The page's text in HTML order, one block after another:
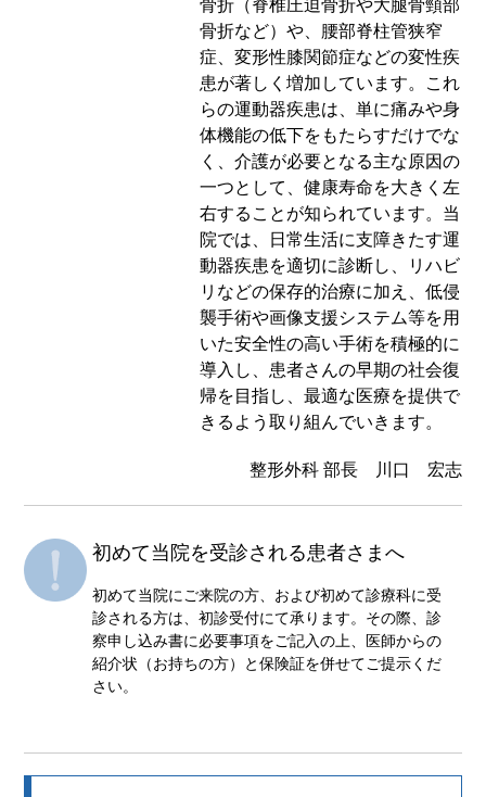
骨折（脊椎圧迫骨折や大腿骨頸部
骨折など）や、腰部脊柱管狭窄
症、変形性膝関節症などの変性疾
患が著しく増加しています。これ
らの運動器疾患は、単に痛みや身
体機能の低下をもたらすだけでな
く、介護が必要となる主な原因の
一つとして、健康寿命を大きく左
右することが知られています。当
院では、日常生活に支障きたす運
動器疾患を適切に診断し、リハビ
リなどの保存的治療に加え、低侵
襲手術や画像支援システム等を用
いた安全性の高い手術を積極的に
導入し、患者さんの早期の社会復
帰を目指し、最適な医療を提供で
きるよう取り組んでいきます。
整形外科 部長 川口 宏志
初めて当院を受診される患者さまへ
初めて当院にご来院の方、および初めて診療科に受
診される方は、初診受付にて承ります。その際、診
察申し込み書に必要事項をご記入の上、医師からの
紹介状（お持ちの方）と保険証を併せてご提示くだ
さい。